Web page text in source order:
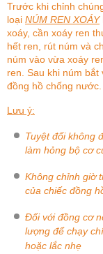
Trước khi chỉnh
loại NÚM REN XOÁY
xoáy, cần xoáy ren
hết ren, rút núm và
núm vào vừa xoáy
ren. Sau khi núm
đồng hồ chống nước.
Lưu ý:
Tuyệt đối không
làm hỏng bộ cơ
Không chỉnh giờ
của chiếc đồng
Đối với đồng cơ
lượng để chạy
hoặc lắc nhẹ